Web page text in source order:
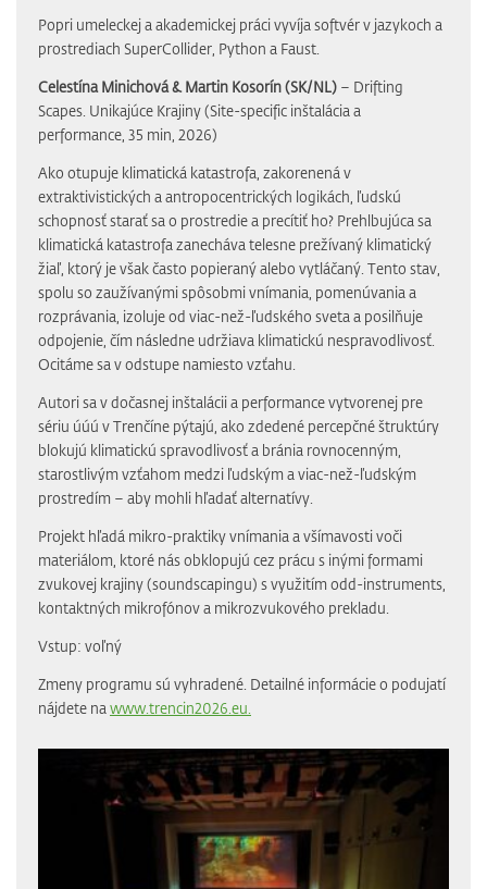
Popri umeleckej a akademickej práci vyvíja softvér v jazykoch a
prostrediach SuperCollider, Python a Faust.
Celestína Minichová & Martin Kosorín (SK/NL) – Drifting
Scapes. Unikajúce Krajiny (Site-specific inštalácia a
performance, 35 min, 2026)
Ako otupuje klimatická katastrofa, zakorenená v
extraktivistických a antropocentrických logikách, ľudskú
schopnosť starať sa o prostredie a precítiť ho? Prehlbujúca sa
klimatická katastrofa zanecháva telesne prežívaný klimatický
žiaľ, ktorý je však často popieraný alebo vytláčaný. Tento stav,
spolu so zaužívanými spôsobmi vnímania, pomenúvania a
rozprávania, izoluje od viac-než-ľudského sveta a posilňuje
odpojenie, čím následne udržiava klimatickú nespravodlivosť.
Ocitáme sa v odstupe namiesto vzťahu.
Autori sa v dočasnej inštalácii a performance vytvorenej pre
sériu úúú v Trenčíne pýtajú, ako zdedené percepčné štruktúry
blokujú klimatickú spravodlivosť a bránia rovnocenným,
starostlivým vzťahom medzi ľudským a viac-než-ľudským
prostredím – aby mohli hľadať alternatívy.
Projekt hľadá mikro-praktiky vnímania a všímavosti voči
materiálom, ktoré nás obklopujú cez prácu s inými formami
zvukovej krajiny (soundscapingu) s využitím odd-instruments,
kontaktných mikrofónov a mikrozvukového prekladu.
Vstup: voľný
Zmeny programu sú vyhradené. Detailné informácie o podujatí
nájdete na www.trencin2026.eu.